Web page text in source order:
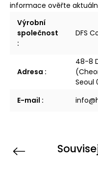
informace ověřte
Výrobní
společnost
:
DFS
Adresa :
48-8
Seoul
E-mail :
Previous